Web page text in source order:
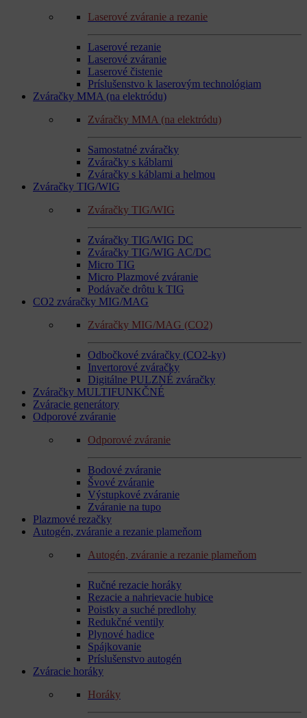
Laserové zváranie a rezanie
Laserové rezanie
Laserové zváranie
Laserové čistenie
Príslušenstvo k laserovým technológiam
Zváračky MMA (na elektródu)
Zváračky MMA (na elektródu)
Samostatné zváračky
Zváračky s káblami
Zváračky s káblami a helmou
Zváračky TIG/WIG
Zváračky TIG/WIG
Zváračky TIG/WIG DC
Zváračky TIG/WIG AC/DC
Micro TIG
Micro Plazmové zváranie
Podávače drôtu k TIG
CO2 zváračky MIG/MAG
Zváračky MIG/MAG (CO2)
Odbočkové zváračky (CO2-ky)
Invertorové zváračky
Digitálne PULZNÉ zváračky
Zváračky MULTIFUNKČNÉ
Zváracie generátory
Odporové zváranie
Odporové zváranie
Bodové zváranie
Švové zváranie
Výstupkové zváranie
Zváranie na tupo
Plazmové rezačky
Autogén, zváranie a rezanie plameňom
Autogén, zváranie a rezanie plameňom
Ručné rezacie horáky
Rezacie a nahrievacie hubice
Poistky a suché predlohy
Redukčné ventily
Plynové hadice
Spájkovanie
Príslušenstvo autogén
Zváracie horáky
Horáky